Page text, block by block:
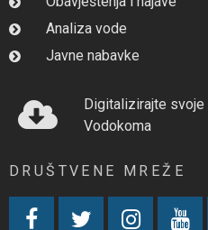
Analiza vode
Javne nabavke
Digitalizirajte
Vodokoma
DRUŠTVENE MREŽE